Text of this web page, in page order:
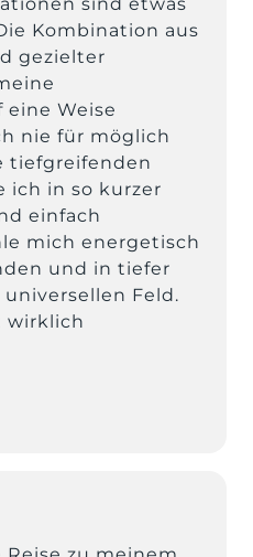
Kombination aus
gezielter
Weise
nie für möglich
tiefgreifenden
ich in so kurzer
einfach
mich energetisch
und in tiefer
Feld.
wirklich